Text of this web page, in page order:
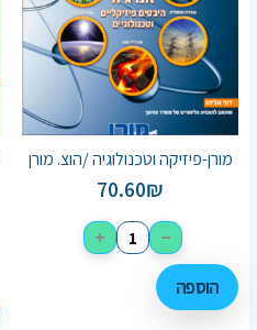
מורן-פיזיקה וטכנולוגיה /הוצ. מורן
70.60₪
−
+
הוספה